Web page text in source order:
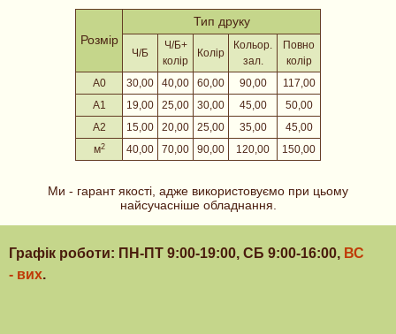
Розмір
Тип друку
Ч/Б
Ч/Б+
колір
Колір
Кольор.
зал.
Повно
колір
А0
30,00 40,00 60,00 90,00
117,00
А1
19,00 25,00 30,00 45,00
50,00
А2
15,00 20,00 25,00 35,00
45,00
м2 40,00 70,00 90,00 120,00 150,00
Ми - гарант якості, адже використовуємо при цьому
найсучасніше обладнання.
Графік роботи: ПН-ПТ 9:00-19:00, СБ 9:00-16:00, ВС
- вих.